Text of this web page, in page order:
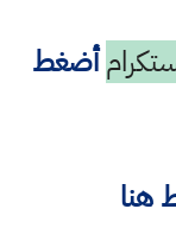
أضغط
هنا